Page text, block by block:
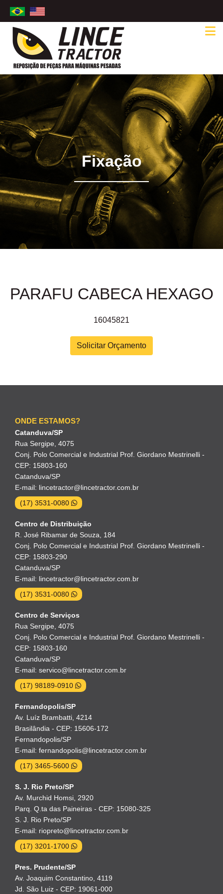
Fixação
PARAFU CABECA HEXAGO
16045821
Solicitar Orçamento
ONDE ESTAMOS?
Catanduva/SP
Rua Sergipe, 4075
Conj. Polo Comercial e Industrial Prof. Giordano Mestrinelli -
CEP: 15803-160
Catanduva/SP
E-mail: lincetractor@lincetractor.com.br
(17) 3531-0080
Centro de Distribuição
R. José Ribamar de Souza, 184
Conj. Polo Comercial e Industrial Prof. Giordano Mestrinelli -
CEP: 15803-290
Catanduva/SP
E-mail: lincetractor@lincetractor.com.br
(17) 3531-0080
Centro de Serviços
Rua Sergipe, 4075
Conj. Polo Comercial e Industrial Prof. Giordano Mestrinelli -
CEP: 15803-160
Catanduva/SP
E-mail: servico@lincetractor.com.br
(17) 98189-0910
Fernandopolis/SP
Av. Luíz Brambatti, 4214
Brasilândia - CEP: 15606-172
Fernandopolis/SP
E-mail: fernandopolis@lincetractor.com.br
(17) 3465-5600
S. J. Rio Preto/SP
Av. Murchid Homsi, 2920
Parq. Q.ta das Paineiras - CEP: 15080-325
S. J. Rio Preto/SP
E-mail: riopreto@lincetractor.com.br
(17) 3201-1700
Pres. Prudente/SP
Av. Joaquim Constantino, 4119
Jd. São Luiz - CEP: 19061-000